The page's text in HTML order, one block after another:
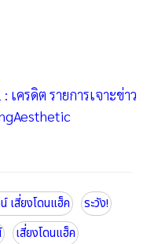
เครดิต รายการเจาะข่าว
เสี่ยงโดนแฮ็ค
ระวัง!
เสี่ยงโดนแฮ็ค